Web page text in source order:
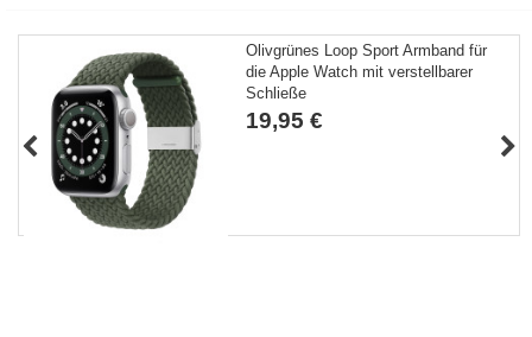
Olivgrünes Loop Sport Armband für
die Apple Watch mit verstellbarer
Schließe
19,95 €